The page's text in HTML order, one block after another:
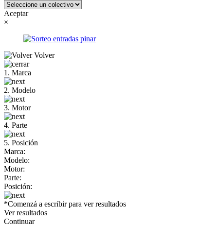
Aceptar
×
Volver
1. Marca
2. Modelo
3. Motor
4. Parte
5. Posición
Marca:
Modelo:
Motor:
Parte:
Posición:
*Comenzá a escribir para ver resultados
Ver resultados
Continuar